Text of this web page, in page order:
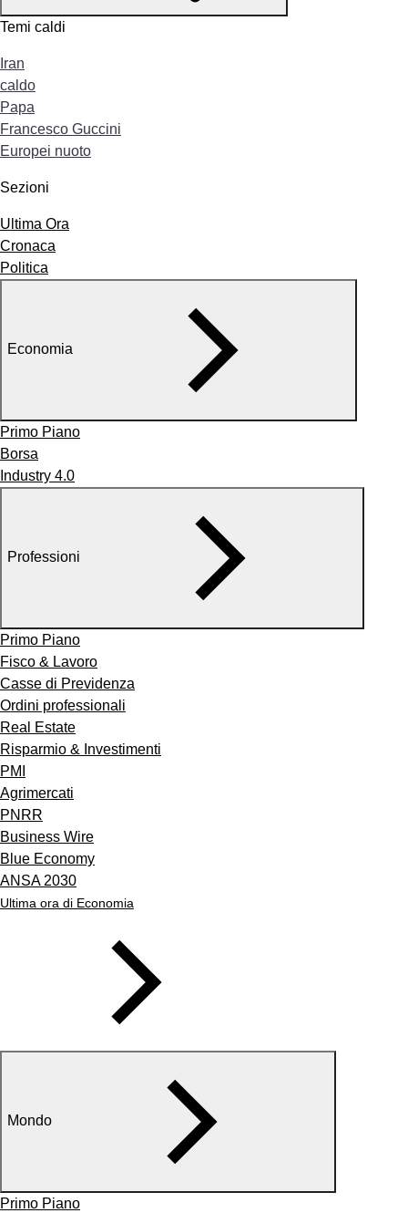
Temi caldi
Iran
caldo
Papa
Francesco Guccini
Europei nuoto
Sezioni
Ultima Ora
Cronaca
Politica
Economia
Primo Piano
Borsa
Industry 4.0
Professioni
Primo Piano
Fisco & Lavoro
Casse di Previdenza
Ordini professionali
Real Estate
Risparmio & Investimenti
PMI
Agrimercati
PNRR
Business Wire
Blue Economy
ANSA 2030
Ultima ora di Economia
Mondo
Primo Piano